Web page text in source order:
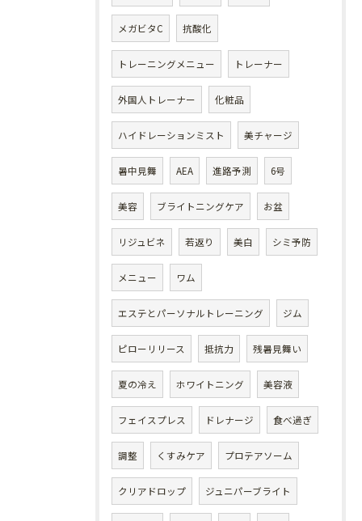
メガビタC 抗酸化
トレーニングメニュー トレーナー
外国人トレーナー 化粧品
ハイドレーションミスト 美チャージ
暑中見舞 AEA 進路予測 6号
美容 ブライトニングケア お盆
リジュビネ 若返り 美白 シミ予防
メニュー ワム
エステとパーソナルトレーニング ジム
ピローリリース 抵抗力 残暑見舞い
夏の冷え ホワイトニング 美容液
フェイスプレス ドレナージ 食べ過ぎ
調整 くすみケア プロテアソーム
クリアドロップ ジュニパーブライト